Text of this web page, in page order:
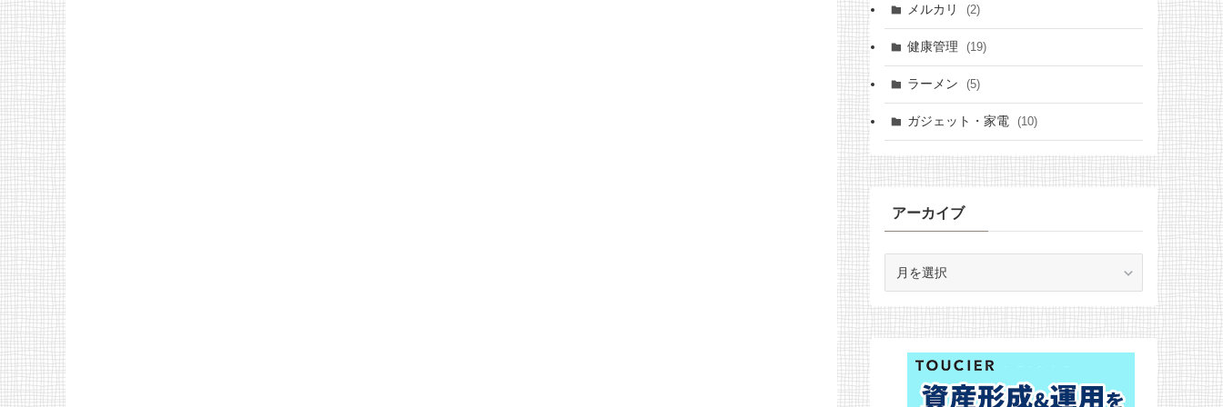
メルカリ (2)
健康管理 (19)
ラーメン (5)
ガジェット・家電 (10)
アーカイブ
イ
ブ